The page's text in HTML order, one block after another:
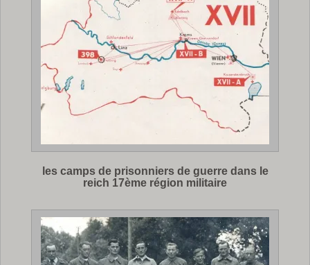
les camps de prisonniers de guerre dans le
reich 17ème région militaire